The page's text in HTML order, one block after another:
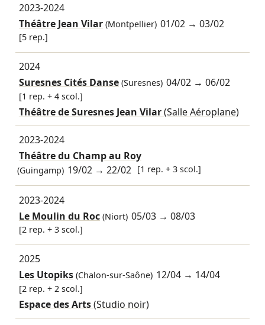
2023-2024
Théâtre Jean Vilar(Montpellier) 01/02 →03/02
[5 rep.]
2024
Suresnes Cités Danse(Suresnes) 04/02 →06/02
[1 rep. + 4 scol.]
Théâtre de Suresnes Jean Vilar(Salle Aéroplane)
2023-2024
Théâtre du Champ au Roy
(Guingamp) 19/02 →22/02 [1 rep. + 3 scol.]
2023-2024
Le Moulin du Roc(Niort) 05/03 →08/03
[2 rep. + 3 scol.]
2025
Les Utopiks(Chalon-sur-Saône) 12/04 → 14/04
[2 rep. + 2 scol.]
Espace des Arts(Studio noir)